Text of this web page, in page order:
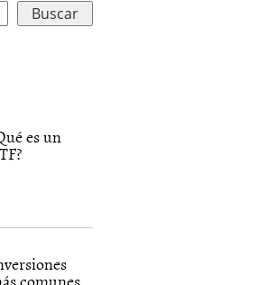
es un